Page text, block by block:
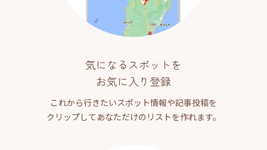
気になるスポットを
お気に入り登録
これから行きたいスポット情報や記事投稿を
クリップしてあなただけのリストを作れます。